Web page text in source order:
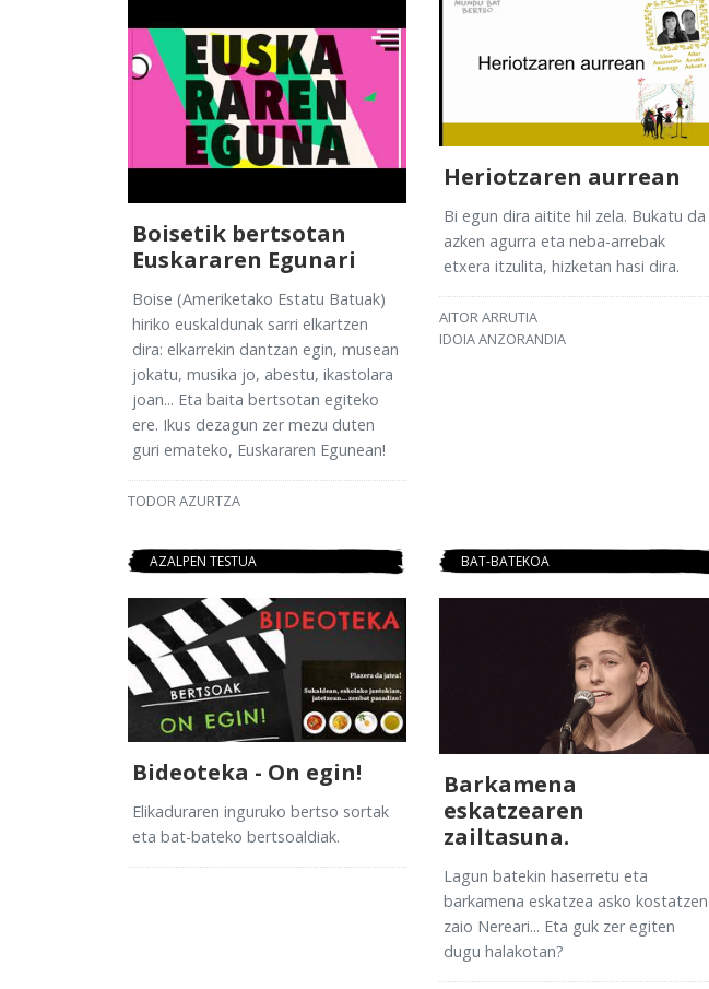
Boisetik bertsotan
Euskararen Egunari
Boise (Ameriketako Estatu Batuak)
hiriko euskaldunak sarri elkartzen
dira: elkarrekin dantzan egin, musean
jokatu, musika jo, abestu, ikastolara
joan... Eta baita bertsotan egiteko
ere. Ikus dezagun zer mezu duten
guri emateko, Euskararen Egunean!
TODOR AZURTZA
Heriotzaren aurrean
Bi egun dira aitite hil zela. Bukatu da
azken agurra eta neba-arrebak
etxera itzulita, hizketan hasi dira.
AITOR ARRUTIA
IDOIA ANZORANDIA
AZALPEN TESTUA
Bideoteka - On egin!
Elikaduraren inguruko bertso sortak
eta bat-bateko bertsoaldiak.
BAT-BATEKOA
Barkamena
eskatzearen
zailtasuna.
Lagun batekin haserretu eta
barkamena eskatzea asko kostatzen
zaio Nereari... Eta guk zer egiten
dugu halakotan?